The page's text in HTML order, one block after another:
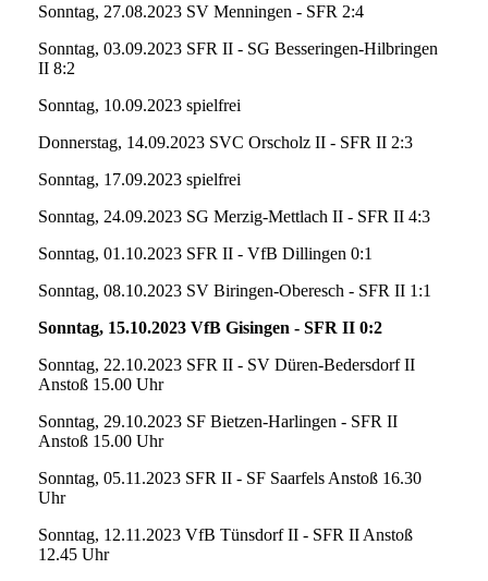
Sonntag, 27.08.2023 SV Menningen - SFR 2:4
Sonntag, 03.09.2023 SFR II - SG Besseringen-Hilbringen
II 8:2
Sonntag, 10.09.2023 spielfrei
Donnerstag, 14.09.2023 SVC Orscholz II - SFR II 2:3
Sonntag, 17.09.2023 spielfrei
Sonntag, 24.09.2023 SG Merzig-Mettlach II - SFR II 4:3
Sonntag, 01.10.2023 SFR II - VfB Dillingen 0:1
Sonntag, 08.10.2023 SV Biringen-Oberesch - SFR II 1:1
Sonntag, 15.10.2023 VfB Gisingen - SFR II 0:2
Sonntag, 22.10.2023 SFR II - SV Düren-Bedersdorf II
Anstoß 15.00 Uhr
Sonntag, 29.10.2023 SF Bietzen-Harlingen - SFR II
Anstoß 15.00 Uhr
Sonntag, 05.11.2023 SFR II - SF Saarfels Anstoß 16.30
Uhr
Sonntag, 12.11.2023 VfB Tünsdorf II - SFR II Anstoß
12.45 Uhr